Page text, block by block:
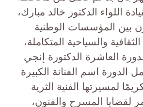
اللواء الدكتور خالد مبارك،
بين المؤسسات الوطنية
والسياحية المتكاملة،
العاشرة الدكتورة إنجي
الدورة اسم الفنانة الكبيرة
لمسيرتها الفنية الثرية
لقضايا المسرح والفنون،